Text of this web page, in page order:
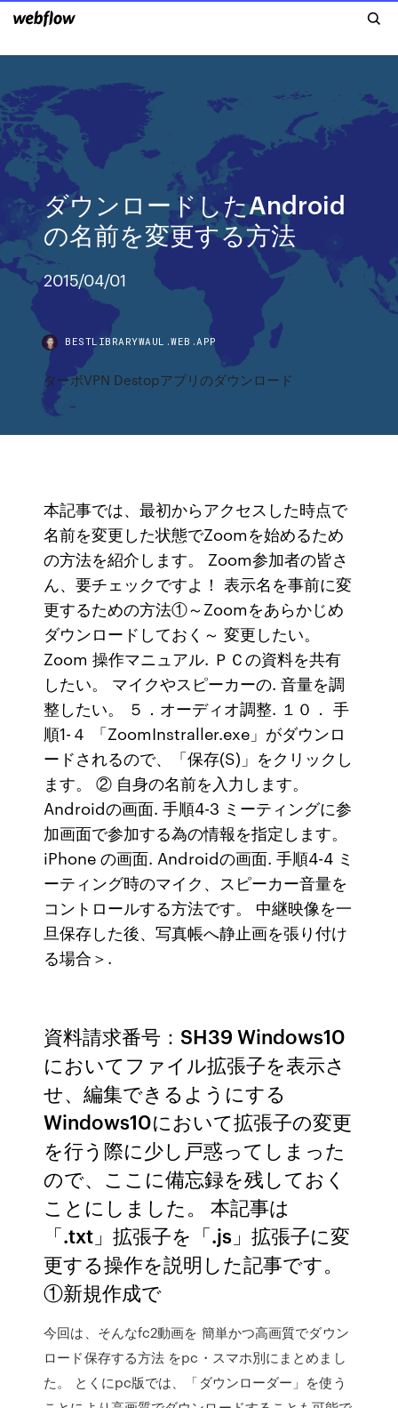
ダウンロードしたAndroid
の名前を変更する方法
2015/04/01
BESTLIBRARYWAUL.WEB.APP
ターボVPN Destopアプリのダウンロード
本記事では、最初からアクセスした時点で
名前を変更した状態でZoomを始めるため
の方法を紹介します。 Zoom参加者の皆さ
ん、要チェックですよ！ 表示名を事前に変
更するための方法①～Zoomをあらかじめ
ダウンロードしておく～ 変更したい。
Zoom 操作マニュアル. ＰＣの資料を共有
したい。 マイクやスピーカーの. 音量を調
整したい。 ５．オーディオ調整. １０． 手
順1-４ 「ZoomInstraller.exe」がダウンロ
ードされるので、「保存(S)」をクリックし
ます。 ② 自身の名前を入力します。
Androidの画面. 手順4-3 ミーティングに参
加画面で参加する為の情報を指定します。
iPhone の画面. Androidの画面. 手順4-4 ミ
ーティング時のマイク、スピーカー音量を
コントロールする方法です。 中継映像を一
旦保存した後、写真帳へ静止画を張り付け
る場合＞.
資料請求番号：SH39 Windows10
においてファイル拡張子を表示さ
せ、編集できるようにする
Windows10において拡張子の変更
を行う際に少し戸惑ってしまった
ので、ここに備忘録を残しておく
ことにしました。 本記事は
「.txt」拡張子を「.js」拡張子に変
更する操作を説明した記事です。
①新規作成で
今回は、そんなfc2動画を 簡単かつ高画質でダウン
ロード保存する方法 をpc・スマホ別にまとめまし
た。 とくにpc版では、「ダウンローダー」を使う